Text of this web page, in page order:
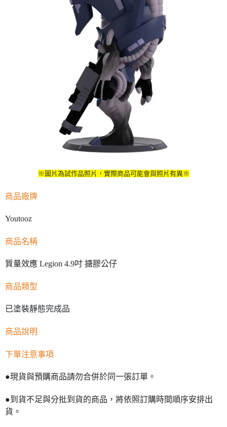
※圖片為試作品照片，實際商品可能會與照片有異※
商品廠牌
Youtooz
商品名稱
質量效應 Legion 4.9吋 搪膠公仔
商品類型
已塗裝靜態完成品
商品說明
下單注意事項
●現貨與預購商品請勿合併於同一張訂單。
●到貨不足與分批到貨的商品，將依照訂購時間順序安排出
貨。